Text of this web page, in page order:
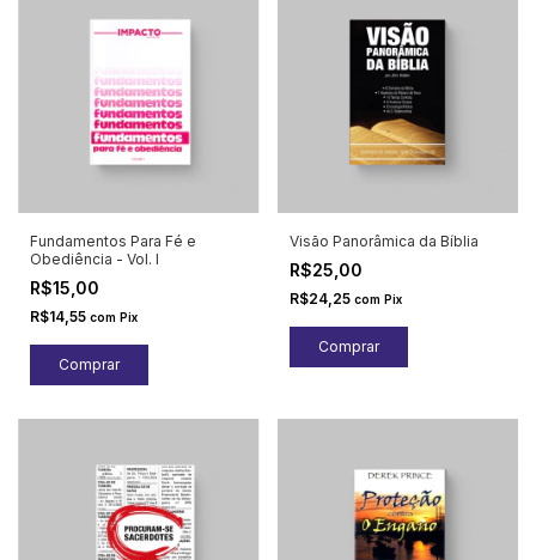
Fundamentos Para Fé e
Obediência - Vol. I
R$15,00
R$14,55 com Pix
Visão Panorâmica da Bíblia
R$25,00
R$24,25 com Pix